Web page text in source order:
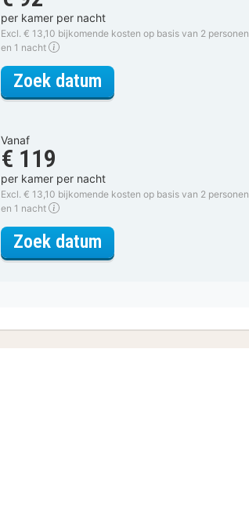
per kamer per nacht
Excl. € 13,10 bijkomende kosten op basis van 2 personen
en 1 nacht
Zoek datum
Vanaf
€ 119
per kamer per nacht
Excl. € 13,10 bijkomende kosten op basis van 2 personen
en 1 nacht
Zoek datum